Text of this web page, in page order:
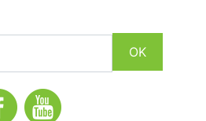
OK